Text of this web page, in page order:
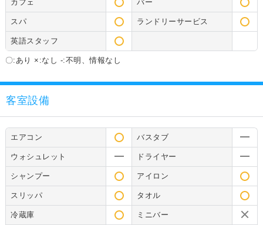
カフェ バー
スパ ランドリーサービス
英語スタッフ
〇:あり ×:なし -:不明、情報なし
客室設備
エアコン バスタブ
ウォシュレット ドライヤー
シャンプー アイロン
スリッパ タオル
冷蔵庫 ミニバー